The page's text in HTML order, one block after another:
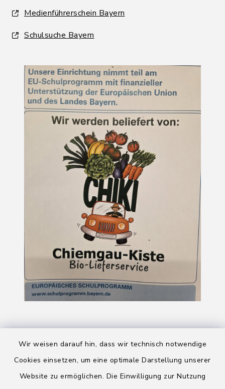
Wir weisen darauf hin, dass wir technisch notwendige
Cookies einsetzen, um eine optimale Darstellung unserer
Website zu ermöglichen. Die Einwilligung zur Nutzung
Medienführerschein Bayern
Schulsuche Bayern